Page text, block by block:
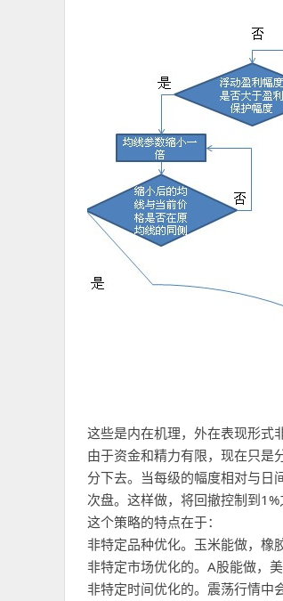
这些是内在机理，外在表现形式
由于资金和精力有限，现在只是
分下去。当每级的幅度相对与日
次盘。这样做，将回撤控制到
这个策略的特点在于：
非特定品种优化。玉米能做，橡
非特定市场优化的。A股能做，
非特定时间优化的。震荡行情中